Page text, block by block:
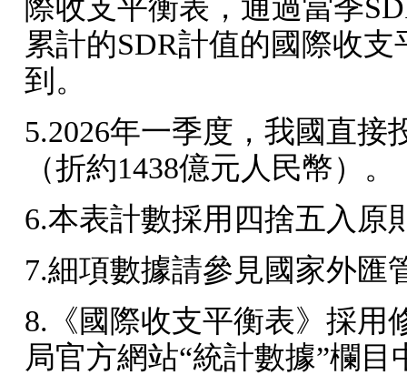
際收支平衡表，通過當季
累計的SDR計值的國際收支
到。
5.2026年一季度，我國直接
（折約1438億元人民幣）。
6.本表計數採用四捨五入原
7.細項數據請參見國家外匯
8. 《國際收支平衡表》採
局官方網站“統計數據”欄目